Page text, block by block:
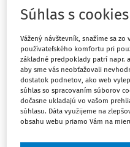
obdobia Sovietskeho
občianstva Lotyšska
Sťažovatelia sa narodili
rôznych častiach
systém sociálneho
obdobia práce v Lotyšsku
krajiny. Pre občanov
Súhlas s cookies
Vážený návštevník, snažíme sa
používateľského komfortu pri
základné predpoklady patrí napr.
aby sme vás neobťažovali
dostatok podnetov, ako web
súhlas so spracovaním súborov
dočasne ukladajú vo vašom
súhlasu. Dáta využijeme na
obsahu webu priamo Vám na